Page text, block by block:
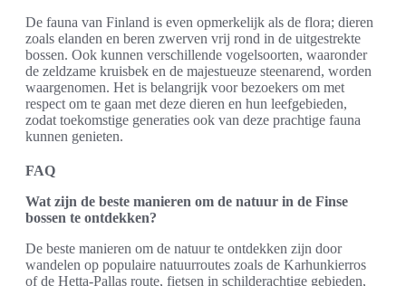
De fauna van Finland is even opmerkelijk als de flora; dieren
zoals elanden en beren zwerven vrij rond in de uitgestrekte
bossen. Ook kunnen verschillende vogelsoorten, waaronder
de zeldzame kruisbek en de majestueuze steenarend, worden
waargenomen. Het is belangrijk voor bezoekers om met
respect om te gaan met deze dieren en hun leefgebieden,
zodat toekomstige generaties ook van deze prachtige fauna
kunnen genieten.
FAQ
Wat zijn de beste manieren om de natuur in de Finse
bossen te ontdekken?
De beste manieren om de natuur te ontdekken zijn door
wandelen op populaire natuurroutes zoals de Karhunkierros
of de Hetta-Pallas route, fietsen in schilderachtige gebieden,